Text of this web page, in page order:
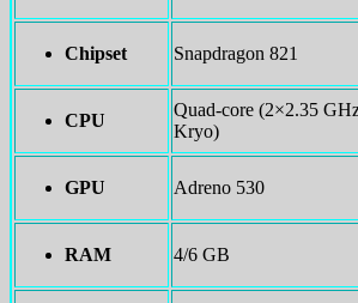
Chipset Snapdragon 821
CPU
Quad-core (2×2.35
Kryo)
GPU Adreno 530
RAM 4/6 GB